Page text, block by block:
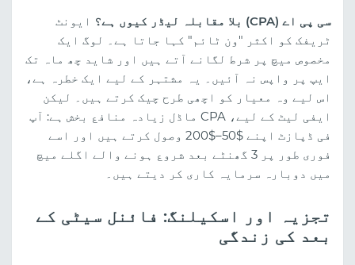
سی پی اے (CPA) بلا مقابلہ لیڈر کیوں ہے؟
ایونٹ
ٹریفک کو اکثر "ون ٹائم" کہا جاتا ہے۔ لوگ ایک
مخصوص میچ پر شرط لگانے آتے ہیں اور شاید چھ ماہ تک
ایپ پر واپس نہ آئیں۔ یہ مشتہر کے لیے ایک خطرہ ہے،
اس لیے وہ معیار کو اچھی طرح چیک کرتے ہیں۔ لیکن
ایفی لیٹ کے لیے، CPA ماڈل زیادہ منافع بخش ہے: آپ
فی ڈپازٹ اپنے $50–$200 وصول کرتے ہیں اور اسے
فوری طور پر 3 گھنٹے بعد شروع ہونے والے اگلے میچ
میں دوبارہ سرمایہ کاری کر دیتے ہیں۔
تجزیہ اور اسکیلنگ: فائنل سیٹی کے
بعد کی زندگی